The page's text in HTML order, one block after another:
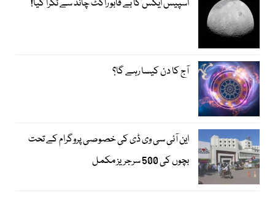
اسپیس ایکس کا بے قابو راکٹ چاند سے ٹکرا گیا!
آج کا دن کیسا رہے گا؟
این آئی سی وی ڈی کی خصوصی پروگرام کے تحت
بچوں کی 500 سرجریز مکمل